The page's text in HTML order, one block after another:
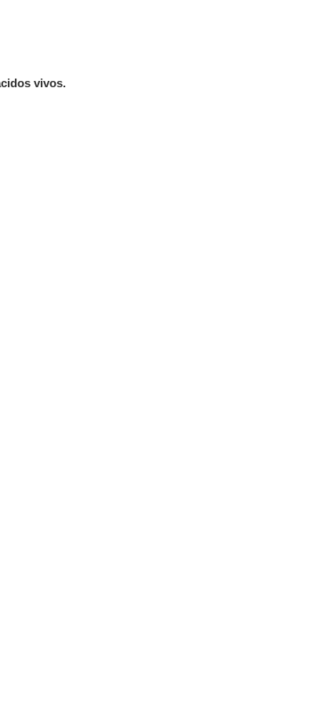
vivos.